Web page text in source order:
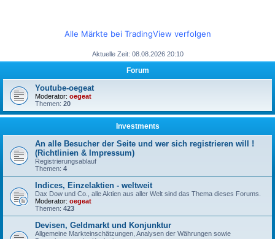
Alle Märkte bei TradingView verfolgen
Aktuelle Zeit: 08.08.2026 20:10
Forum
Youtube-oegeat
Moderator: oegeat
Themen: 20
Investments
An alle Besucher der Seite und wer sich registrieren will !
(Richtlinien & Impressum)
Registrierungsablauf
Themen: 4
Indices, Einzelaktien - weltweit
Dax Dow und Co., alle Aktien aus aller Welt sind das Thema dieses Forums.
Moderator: oegeat
Themen: 423
Devisen, Geldmarkt und Konjunktur
Allgemeine Markteinschätzungen, Analysen der Währungen sowie